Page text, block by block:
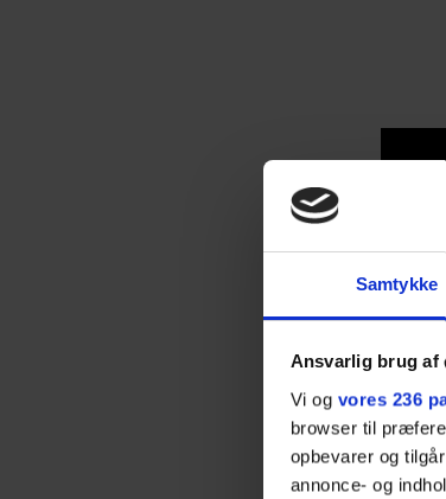
Samtykke
Ansvarlig brug af
Vi og vores 236
browser til
opbevarer og
annonce- og